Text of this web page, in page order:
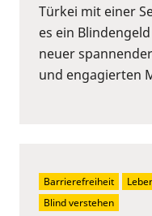
Türkei mit einer
es ein
neuer
und engagierten
Barrierefreiheit
Blind verstehen